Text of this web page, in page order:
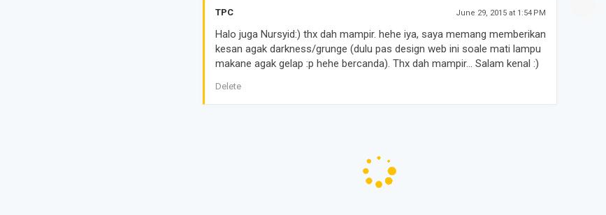
TPC June 29, 2015 at 1:54 PM
Halo juga Nursyid:) thx dah mampir. hehe iya, saya memang memberikan
kesan agak darkness/grunge (dulu pas design web ini soale mati lampu
makane agak gelap :p hehe bercanda). Thx dah mampir... Salam kenal :)
Delete